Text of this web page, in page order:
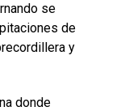
se
de
y
donde